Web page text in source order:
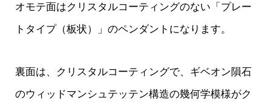
オモテ面はクリスタルコーティングのない「プレー
トタイプ（板状）」のペンダントになります。
裏面は、クリスタルコーティングで、ギベオン隕石
のウィッドマンシュテッテン構造の幾何学模様がク